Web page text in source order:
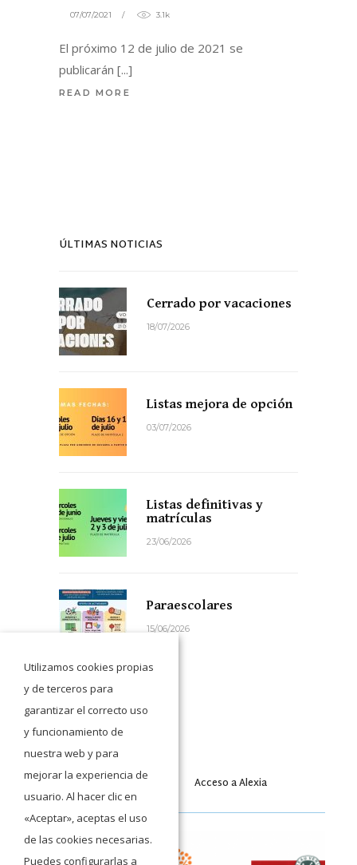
07/07/2021 3.1k
El próximo 12 de julio de 2021 se
publicarán
READ MORE
ÚLTIMAS NOTICIAS
Cerrado por vacaciones
18/07/2026
Listas mejora de opción
03/07/2026
Listas definitivas y
matrículas
23/06/2026
Paraescolares
15/06/2026
Acceso a Moodle Acceso a Alexia
Utilizamos cookies propias
y de terceros para
garantizar el correcto uso
y funcionamiento de
nuestra web y para
mejorar la experiencia de
usuario. Al hacer clic en
«Aceptar», aceptas el uso
de las cookies necesarias.
Puedes configurarlas a